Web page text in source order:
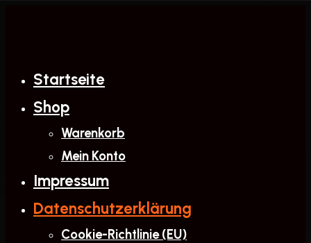
Startseite
Shop
Warenkorb
Mein Konto
Impressum
Datenschutzerklärung
Cookie-Richtlinie (EU)